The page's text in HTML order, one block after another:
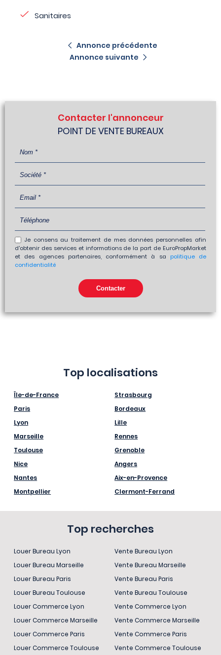
Sanitaires
Annonce précédente
Annonce suivante
Contacter l'annonceur
POINT DE VENTE BUREAUX
Je consens au traitement de mes données personnelles afin
d'obtenir des services et informations de la part de EuroPropMarket
et des agences partenaires, conformément à sa politique de
confidentialité
Top localisations
Île-de-France
Paris
Lyon
Marseille
Toulouse
Nice
Nantes
Montpellier
Strasbourg
Bordeaux
Lille
Rennes
Grenoble
Angers
Aix-en-Provence
Clermont-Ferrand
Top recherches
Louer Bureau Lyon
Louer Bureau Marseille
Louer Bureau Paris
Louer Bureau Toulouse
Louer Commerce Lyon
Louer Commerce Marseille
Louer Commerce Paris
Louer Commerce Toulouse
Vente Bureau Lyon
Vente Bureau Marseille
Vente Bureau Paris
Vente Bureau Toulouse
Vente Commerce Lyon
Vente Commerce Marseille
Vente Commerce Paris
Vente Commerce Toulouse